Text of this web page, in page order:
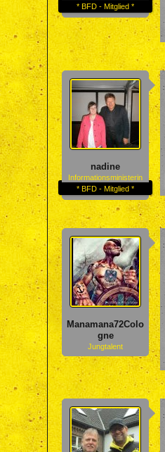
* BFD - Mitglied *
nadine
Informationsministerin
* BFD - Mitglied *
Manamana72Colo
gne
Jungtalent